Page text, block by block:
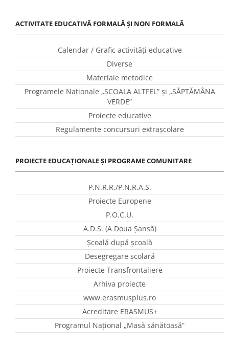
ACTIVITATE EDUCATIVĂ FORMALĂ ȘI NON FORMALĂ
Calendar / Grafic activităţi educative
Diverse
Materiale metodice
Programele Naţionale „ŞCOALA ALTFEL” și „SĂPTĂMÂNA
VERDE”
Proiecte educative
Regulamente concursuri extraşcolare
PROIECTE EDUCAȚIONALE ȘI PROGRAME COMUNITARE
P.N.R.R./P.N.R.A.S.
Proiecte Europene
P.O.C.U.
A.D.S. (A Doua Șansă)
Școală după școală
Desegregare școlară
Proiecte Transfrontaliere
Arhiva proiecte
www.erasmusplus.ro
Acreditare ERASMUS+
Programul Național „Masă sănătoasă”